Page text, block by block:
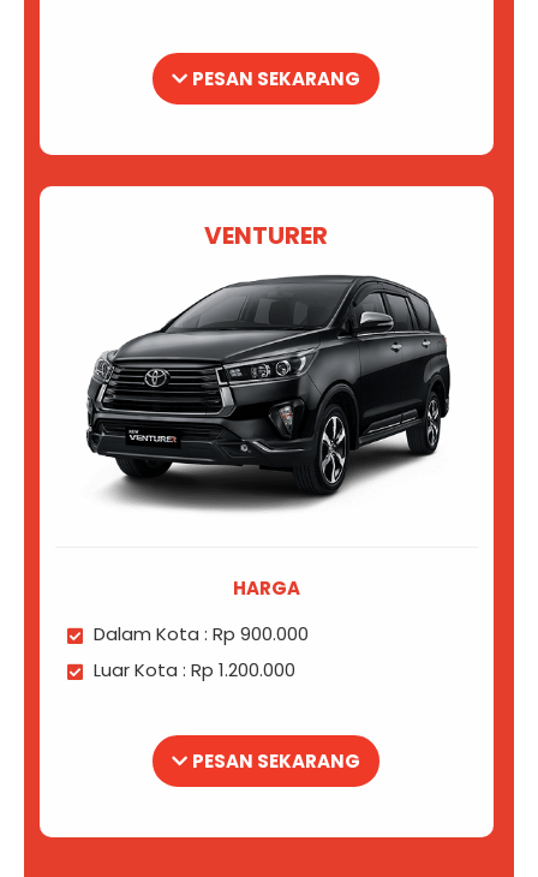
PESAN SEKARANG
VENTURER
HARGA
Dalam Kota : Rp 900.000
Luar Kota : Rp 1.200.000
PESAN SEKARANG